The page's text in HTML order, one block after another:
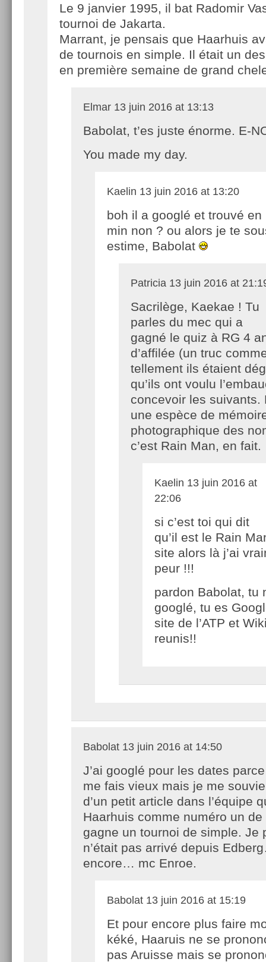
Le 9 janvier 1995, il bat Radomir
tournoi de Jakarta.
Marrant, je pensais que Haarhuis
de tournois en simple. Il était un
en première semaine de grand
Elmar 13 juin 2016 at 13:13
Babolat, t’es juste énorme. E-
You made my day.
Kaelin 13 juin 2016 at 13:20
boh il a googlé et trouvé en
min non ? ou alors je te
estime, Babolat
Patricia 13 juin 2016 at
Sacrilège, Kaekae ! Tu
parles du mec qui a
gagné le quiz à RG 4
d’affilée (un truc
tellement ils étaient
qu’ils ont voulu
concevoir les suivants.
une espèce de
photographique des
c’est Rain Man, en fait.
Kaelin 13 juin 2016 at
22:06
si c’est toi qui dit
qu’il est le Rain
site alors là j’ai
peur !!!
pardon Babolat, tu
googlé, tu es
site de l’ATP et
reunis!!
Babolat 13 juin 2016 at 14:50
J’ai googlé pour les dates
me fais vieux mais je me
d’un petit article dans l’équipe
Haarhuis comme numéro un
gagne un tournoi de simple. Je
n’était pas arrivé depuis
encore… mc Enroe.
Babolat 13 juin 2016 at 15:19
Et pour encore plus faire
kéké, Haaruis ne se
pas Aruisse mais se